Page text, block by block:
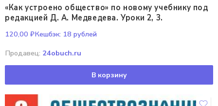
«Как устроено общество» по новому учебнику под
редакцией Д. А. Медведева. Уроки 2, 3.
120,00 ₽Кешбэк: 18 рублей
Продавец: 24obuch.ru
В корзину